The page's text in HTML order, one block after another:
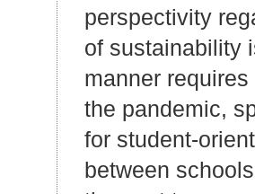
perspectivity
of sustainability
manner
the pandemic,
for student-
between